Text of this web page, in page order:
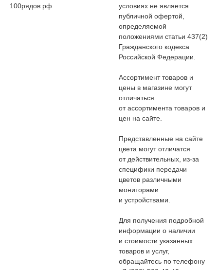
100рядов.рф
условиях не является
публичной офертой,
определяемой
положениями статьи 437(2)
Гражданского кодекса
Российской Федерации.
Ассортимент товаров и
цены в магазине могут
отличаться
от ассортимента товаров и
цен на сайте.
Представленные на сайте
цвета могут отличатся
от действительных, из-за
специфики передачи
цветов различными
мониторами
и устройствами.
Для получения подробной
информации о наличии
и стоимости указанных
товаров и услуг,
обращайтесь по телефону